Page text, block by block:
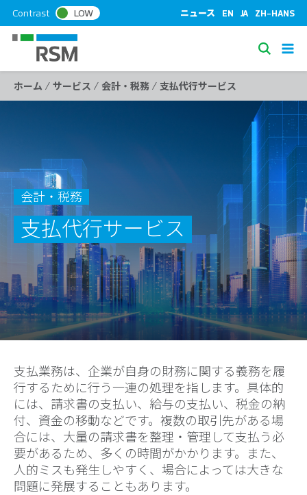
k
t
e
Contrast LOW ニュース EN JA ZH-HANS
S
e
r
c
h
ホーム / サービス / 会計・税務 / 支払代行サービス
会計・税務
支払代行サービス
支払業務は、企業が自身の財務に関する義務を履
行するために行う一連の処理を指します。具体的
には、請求書の支払い、給与の支払い、税金の納
付、資金の移動などです。複数の取引先がある場
合には、大量の請求書を整理・管理して支払う必
要があるため、多くの時間がかかります。また、
人的ミスも発生しやすく、場合によっては大きな
問題に発展することもあります。